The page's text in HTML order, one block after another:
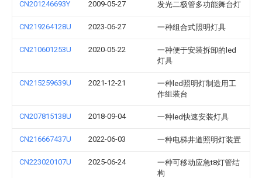
CN201246693Y 2009-05-27 发光二极管多功能舞台灯
CN219264128U 2023-06-27 一种组合式照明灯具
CN210601253U 2020-05-22
一种便于安装拆卸的led
灯具
CN215259639U 2021-12-21
一种led照明灯制造用工
作组装台
CN207815138U 2018-09-04 一种led快速安装灯具
CN216667437U 2022-06-03 一种电梯井道照明灯装置
CN223020107U 2025-06-24
一种可移动应急t8灯管结
构